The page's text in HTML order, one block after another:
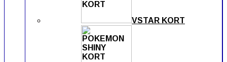
VSTAR KORT